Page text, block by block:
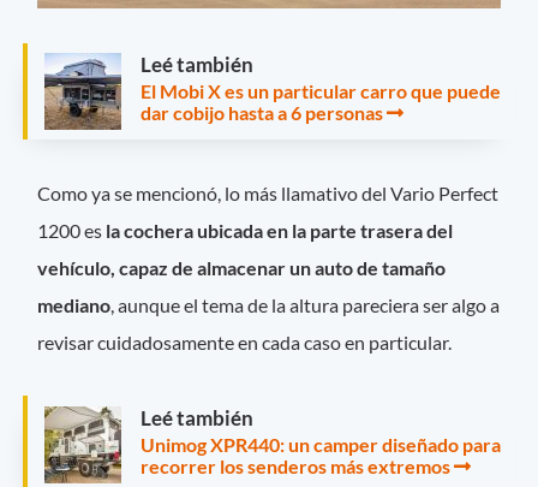
Leé también
El Mobi X es un particular carro que puede
dar cobijo hasta a 6 personas
Como ya se mencionó, lo más llamativo del Vario Perfect
1200 es la cochera ubicada en la parte trasera del
vehículo, capaz de almacenar un auto de tamaño
mediano, aunque el tema de la altura pareciera ser algo a
revisar cuidadosamente en cada caso en particular.
Leé también
Unimog XPR440: un camper diseñado para
recorrer los senderos más extremos